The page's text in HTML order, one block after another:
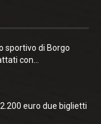
sportivo di Borgo
con...
euro due biglietti